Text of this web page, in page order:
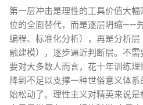
第一层冲击是理性的工具价值大
位的全面替代，而是逐层坍缩——
编程、标准化分析），再是分析
融建模），逐步逼近判断层。不
要对大多数人而言，花十年训练
降到不足以支撑一种世俗意义体
始松动了。理性主义对精英来说